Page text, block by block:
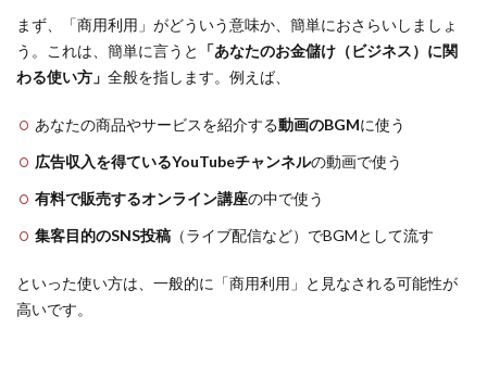
まず、「商用利用」がどういう意味か、簡単におさらいしましょ
う。これは、簡単に言うと
「あなたのお金儲け（ビジネス）に関
わる使い方」 全般を指します。例えば、
あなたの商品やサービスを紹介する動画のBGMに使う
広告収入を得ているYouTubeチャンネルの動画で使う
有料で販売するオンライン講座の中で使う
集客目的のSNS投稿 （ライブ配信など）でBGMとして流す
といった使い方は、一般的に「商用利用」と見なされる可能性が
高いです。